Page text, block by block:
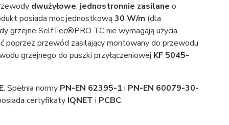
dwużyłowe, jednostronnie zasilane o
posiada moc jednostkową30 W/m (dla
grzejne SelfTec®PRO TC nie wymagają użycia
przewód zasilający montowany do przewodu
grzejnego do puszki przyłączeniowej KF 5045-
. Spełnia normy PN-EN 62395-1 i PN-EN 60079-30-
certyfikaty IQNET i PCBC.